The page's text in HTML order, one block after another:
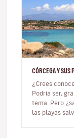
CÓRCEGA Y SUS
¿Crees
Podría ser,
tema. Pero
las playas salvajes? Son menos